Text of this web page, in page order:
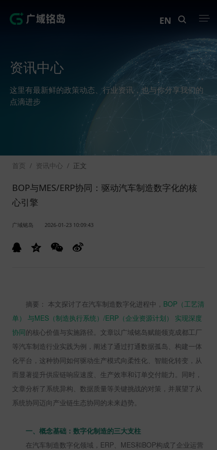
解决方案
案例中心
关于Geega
EN
资讯中心
这里有最新鲜的政策动态、行业资讯，也与你分享我们的
点滴进步
首页 / 资讯中心 / 正文
BOP与MES/ERP协同：驱动汽车制造数字化的核
心引擎
广域铭岛 2026-01-23 10:09:43
摘要： 本文探讨了在汽车制造数字化进程中， BOP （工艺清
单）
与MES （制造执行系统） /ERP （企业资源计划）
实现深度
协同的核心价值与实施路径。文章以广域铭岛赋能领克成都工厂
等汽车制造行业实践为例，阐述了通过打通数据孤岛、构建一体
化平台，这种协同如何驱动生产模式向柔性化、智能化转变，从
而显著提升供应链响应速度、生产效率和订单交付能力。同时，
文章分析了系统异构、数据质量等关键挑战的对策，并展望了从
系统协同迈向产业链生态协同的未来趋势。
一、概念基础：数字化制造的三大支柱
在汽车制造数字化领域， ERP、 MES和BOP构成了企业运营